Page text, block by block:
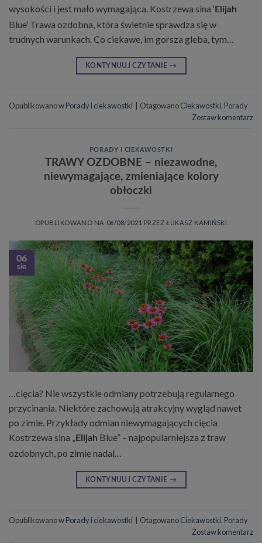
wysokości i jest mało wymagająca. Kostrzewa sina ‘Elijah
Blue’ Trawa ozdobna, która świetnie sprawdza się w
trudnych warunkach. Co ciekawe, im gorsza gleba, tym…
KONTYNUUJ CZYTANIE →
Opublikowano wPorady i ciekawostki OtagowanoCiekawostki, Porady
Zostaw komentarz
PORADY I CIEKAWOSTKI
TRAWY OZDOBNE – niezawodne,
niewymagające, zmieniające kolory
obłoczki
OPUBLIKOWANO NA 06/08/2021 PRZEZŁUKASZ KAMIŃSKI
06
sie
…cięcia? Nie wszystkie odmiany potrzebują regularnego
przycinania. Niektóre zachowują atrakcyjny wygląd nawet
po zimie. Przykłady odmian niewymagających cięcia
Kostrzewa sina „ Elijah Blue” – najpopularniejsza z traw
ozdobnych, po zimie nadal…
KONTYNUUJ CZYTANIE →
Opublikowano wPorady i ciekawostki | OtagowanoCiekawostki, Porady
Zostaw komentarz